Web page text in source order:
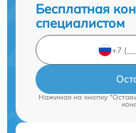
Бесплатная
специалистом
Нажимая на кнопку